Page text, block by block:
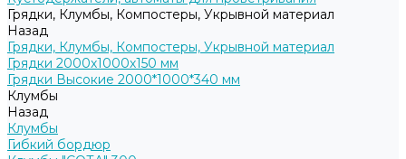
Грядки, Клумбы, Компостеры, Укрывной материал
Назад
Грядки, Клумбы, Компостеры, Укрывной материал
Грядки 2000х1000х150 мм
Грядки Высокие 2000*1000*340 мм
Клумбы
Назад
Клумбы
Гибкий бордюр